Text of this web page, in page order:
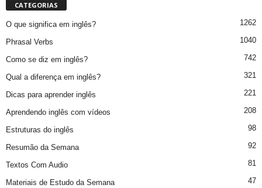
CATEGORIAS
O que significa em inglês? 1262
Phrasal Verbs 1040
Como se diz em inglês? 742
Qual a diferença em inglês? 321
Dicas para aprender inglês 221
Aprendendo inglês com vídeos 208
Estruturas do inglês 98
Resumão da Semana 92
Textos Com Audio 81
Materiais de Estudo da Semana 47